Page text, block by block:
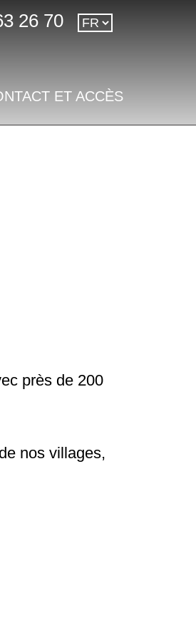
26 70
ET ACCÈS
près de 200
nos villages,